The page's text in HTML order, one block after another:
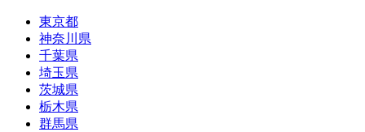
東京都
神奈川県
千葉県
埼玉県
茨城県
栃木県
群馬県